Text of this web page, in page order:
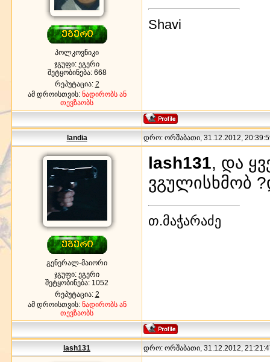
პოლკოვნიკი
ჯგუფი: ეგერი
შეტყობინება: 668
რეპუტაცია: 2
ამ დროისთვის: ნადირობს ან
თევზაობს
Shavi
landia დრო: ორშაბათი, 31.12.2012,
გენერალ-მაიორი
ჯგუფი: ეგერი
შეტყობინება: 1052
რეპუტაცია: 2
ამ დროისთვის: ნადირობს ან
თევზაობს
lash131, და
ვგულისხმობ
თ.მაჭარაძე
lash131 დრო: ორშაბათი, 31.12.2012,